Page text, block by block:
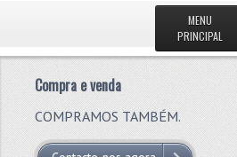
MENU
PRINCIPAL
O QUE HÁ DE
Compra e venda
COMPRAMOS TAMBÉM.
ONLINE
ONLINE
ONLINE
ONLINE
ONLINE
ONLINE
ONLINE
ONLINE
ONLINE
ONLINE
ONLINE
ONLINE
ONLINE